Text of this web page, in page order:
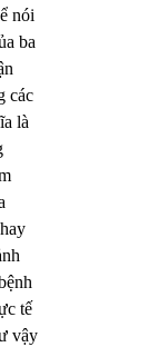
nói
ba
các
là
tế
vậy